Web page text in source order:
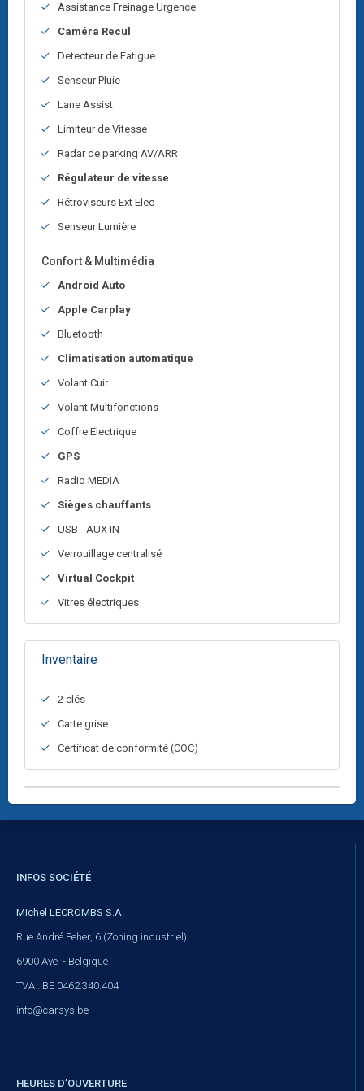
Assistance Freinage Urgence
Caméra Recul
Detecteur de Fatigue
Senseur Pluie
Lane Assist
Limiteur de Vitesse
Radar de parking AV/ARR
Régulateur de vitesse
Rétroviseurs Ext Elec
Senseur Lumière
Confort & Multimédia
Android Auto
Apple Carplay
Bluetooth
Climatisation automatique
Volant Cuir
Volant Multifonctions
Coffre Electrique
GPS
Radio MEDIA
Sièges chauffants
USB - AUX IN
Verrouillage centralisé
Virtual Cockpit
Vitres électriques
Inventaire
2 clés
Carte grise
Certificat de conformité (COC)
INFOS SOCIÉTÉ
Michel LECROMBS S.A.
Rue André Feher, 6 (Zoning industriel)
6900 Aye - Belgique
TVA : BE 0462.340.404
info@carsys.be
HEURES D’OUVERTURE